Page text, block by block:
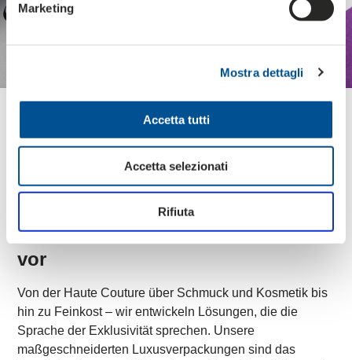
Marketing
Mostra dettagli
Accetta tutti
Accetta selezionati
Rifiuta
Wir stellen dir unsere
Kartonverpackungen
„
“ für den Luxussektor
vor
Von der Haute Couture über Schmuck und Kosmetik bis
hin zu Feinkost – wir entwickeln Lösungen, die die
Sprache der Exklusivität sprechen. Unsere
maßgeschneiderten Luxusverpackungen sind das